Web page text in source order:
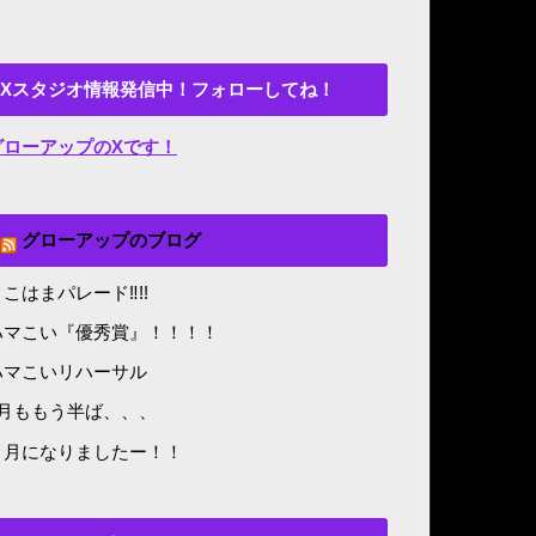
Xスタジオ情報発信中！フォローしてね！
ーアップのXです！
グローアップのブログ
こはまパレード‼︎!!
こい『優秀賞』！！！！
マこいリハーサル
ももう半ば、、、
になりましたー！！